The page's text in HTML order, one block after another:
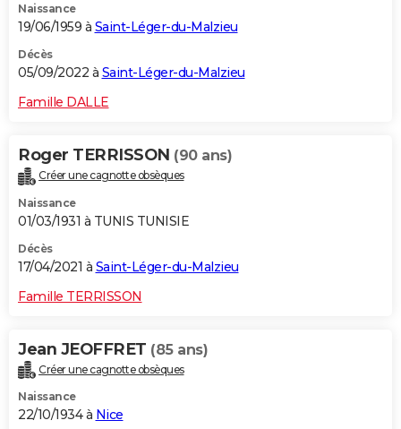
Naissance
19/06/1959 à Saint-Léger-du-Malzieu
Décès
05/09/2022 à Saint-Léger-du-Malzieu
Famille DALLE
Roger TERRISSON (90 ans)
Créer une cagnotte obsèques
Naissance
01/03/1931 à TUNIS TUNISIE
Décès
17/04/2021 à Saint-Léger-du-Malzieu
Famille TERRISSON
Jean JEOFFRET (85 ans)
Créer une cagnotte obsèques
Naissance
22/10/1934 à Nice